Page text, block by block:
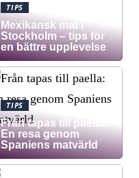
TIPS
Mexikansk mat i
Stockholm – tips för
en bättre upplevelse
TIPS
Från tapas till paella:
En resa genom
Spaniens matvärld